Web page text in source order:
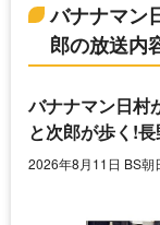
バナナマン
郎の放送内
バナナマン日村
と次郎が歩く!長
2026年8月11日 BS朝